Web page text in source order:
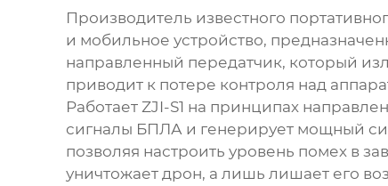
Производитель известного
и мобильное устройство,
направленный передатчик, который
приводит к потере контроля над
Работает ZJI-S1 на принципах
сигналы БПЛА и генерирует мощный
позволяя настроить уровень помех в
уничтожает дрон, а лишь лишает его